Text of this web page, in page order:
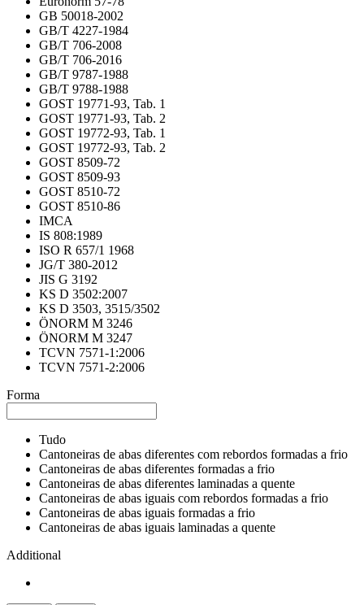
GB 50018-2002
GB/T 4227-1984
GB/T 706-2008
GB/T 706-2016
GB/T 9787-1988
GB/T 9788-1988
GOST 19771-93, Tab. 1
GOST 19771-93, Tab. 2
GOST 19772-93, Tab. 1
GOST 19772-93, Tab. 2
GOST 8509-72
GOST 8509-93
GOST 8510-72
GOST 8510-86
IMCA
IS 808:1989
ISO R 657/1 1968
JG/T 380-2012
JIS G 3192
KS D 3502:2007
KS D 3503, 3515/3502
ÖNORM M 3246
ÖNORM M 3247
TCVN 7571-1:2006
TCVN 7571-2:2006
Forma
Tudo
Cantoneiras de abas diferentes com rebordos formadas a frio
Cantoneiras de abas diferentes formadas a frio
Cantoneiras de abas diferentes laminadas a quente
Cantoneiras de abas iguais com rebordos formadas a frio
Cantoneiras de abas iguais formadas a frio
Cantoneiras de abas iguais laminadas a quente
Additional